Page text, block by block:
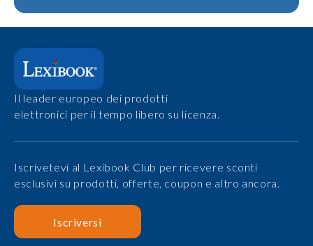
Il leader europeo dei prodotti
elettronici per il tempo libero su licenza.
Iscrivetevi al Lexibook Club per ricevere sconti
esclusivi su prodotti, offerte, coupon e altro ancora.
Iscriversi